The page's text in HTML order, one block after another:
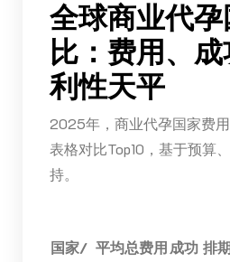
全球商业代
比：费用、
利性天平
2025年，商业代孕国家费
表格对比Top10，基于预算
持。
国家/ 平均总费用成功 排